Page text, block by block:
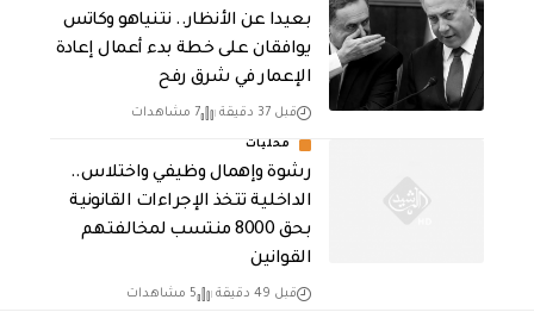
بعيدا عن الأنظار.. نتنياهو وكاتس
يوافقان على خطة بدء أعمال إعادة
الإعمار في شرق رفح
قبل 37 دقيقة 7 مشاهدات
محليات
رشوة وإهمال وظيفي واختلاس..
الداخلية تتخذ الإجراءات القانونية
بحق 8000 منتسب لمخالفتهم
القوانين
قبل 49 دقيقة 5 مشاهدات